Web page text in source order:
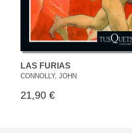
LAS FURIAS
CONNOLLY, JOHN
21,90 €